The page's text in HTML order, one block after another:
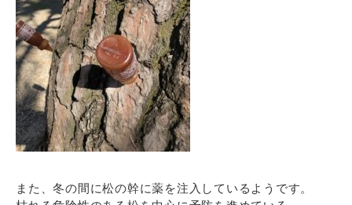
また、冬の間に松の幹に薬を注入しているようです。